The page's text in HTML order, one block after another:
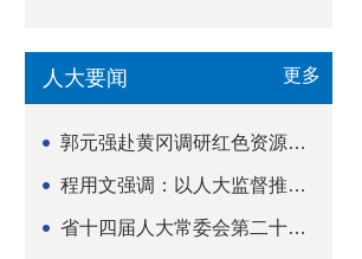
人大要闻 更多
郭元强赴黄冈调研红色资源保护传承立法等工作
程用文强调：以人大监督推动科技金融高质量发展
省十四届人大常委会第二十五次会议闭幕